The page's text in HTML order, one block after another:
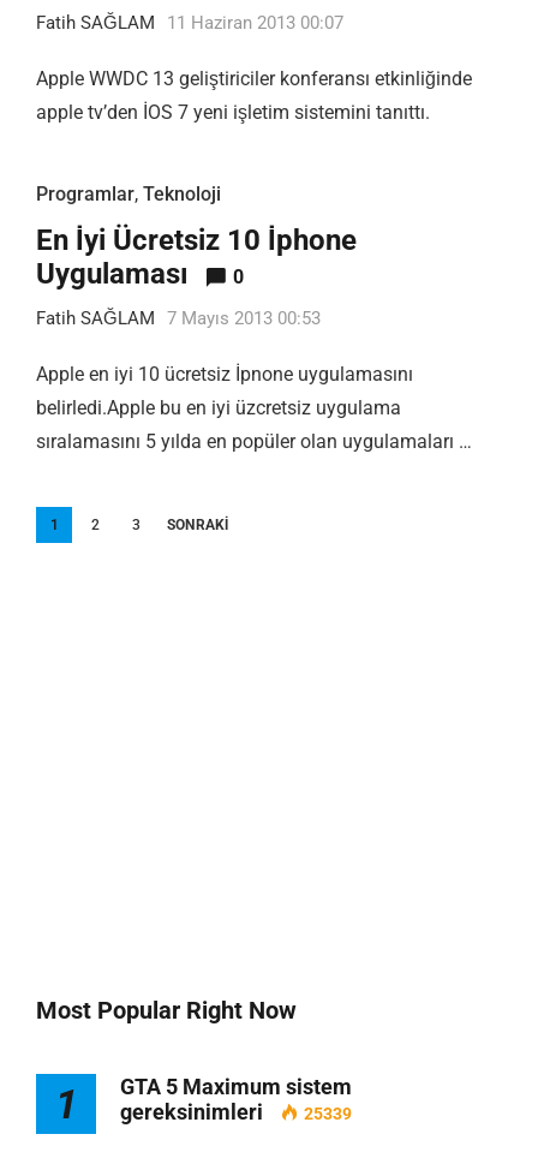
Fatih SAĞLAM 11 Haziran 2013 00:07
Apple WWDC 13 geliştiriciler konferansı etkinliğinde
apple tv’den İOS 7 yeni işletim sistemini tanıttı.
Programlar, Teknoloji
En İyi Ücretsiz 10 İphone
Uygulaması
0
Fatih SAĞLAM 7 Mayıs 2013 00:53
Apple en iyi 10 ücretsiz İpnone uygulamasını
belirledi.Apple bu en iyi üzcretsiz uygulama
sıralamasını 5 yılda en popüler olan uygulamaları …
Yazı
1 2 3 SONRAKI
Most Popular Right Now
1
GTA 5 Maximum sistem
gereksinimleri
25339